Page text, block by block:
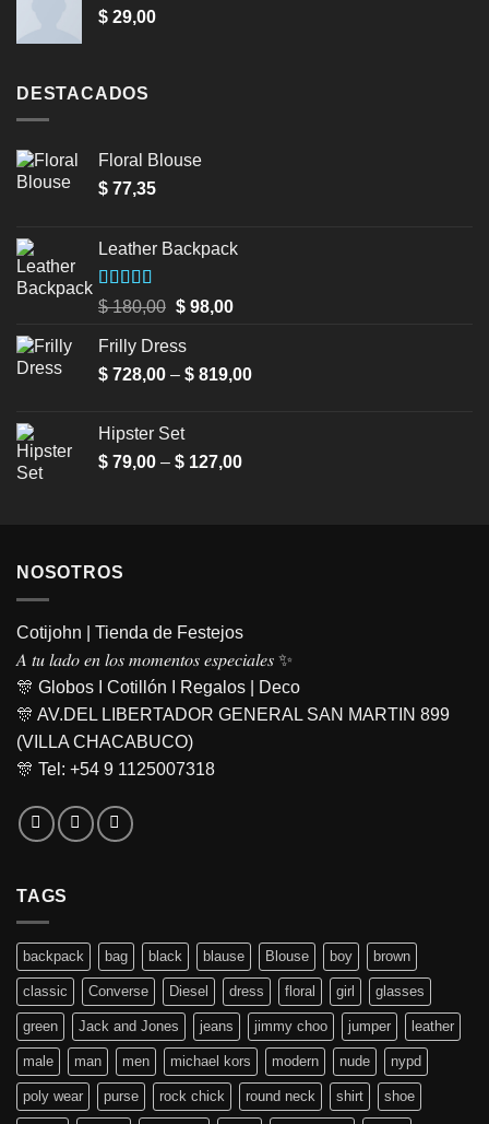
$ 29,00
DESTACADOS
Floral Blouse
$ 77,35
Leather Backpack
Valorado en
de 5
$180,00 Original
was:
$ 180,00.
$98,00Current
$ 98,00.
Frilly Dress
$ 728,00 – $ 819,00Price
Hipster Set
$ 79,00 – $ 127,00Price
NOSOTROS
Cotijohn | Tienda de Festejos
𝐴 𝑡𝑢 𝑙𝑎𝑑𝑜 𝑒𝑛 𝑙𝑜𝑠 𝑚𝑜𝑚𝑒𝑛𝑡𝑜𝑠 𝑒𝑠𝑝𝑒𝑐𝑖𝑎𝑙𝑒𝑠 ✨
🎊 Globos I Cotillón I Regalos | Deco
🎊 AV.DEL LIBERTADOR GENERAL SAN MARTIN 899
(VILLA CHACABUCO)
🎊 Tel: +54 9 1125007318
TAGS
backpack bag black blause Blouse boy brown
classic Converse Diesel dress floral girl glasses
green Jack and Jones jeans jimmy choo jumper leather
male man men michael kors modern nude nypd
poly wear purse rock chick round neck shirt shoe